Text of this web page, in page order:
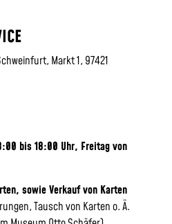
Markt 1, 97421
bis 18:00 Uhr, Freitag von
sowie Verkauf von Karten
Tausch von Karten o. Ä.